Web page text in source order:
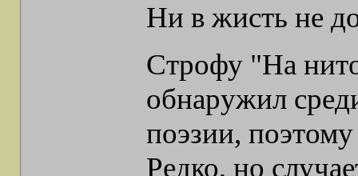
Ни в жисть не
Строфу "На
обнаружил
поэзии, поэтому
Редко, но